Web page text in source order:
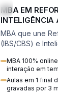
MBA EM
INTELIGÊNCIA
MBA que une
(IBS/CBS) e
RPA e
MBA 100%
interação em
Aulas em 1 final
gravadas por 3